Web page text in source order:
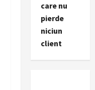
care nu
pierde
niciun
client